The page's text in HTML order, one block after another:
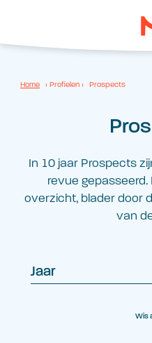
Home › Profielen › Prospects
In 10 jaar Prospects
revue gepasseerd.
overzicht, blader door
van
Jaar
Wis